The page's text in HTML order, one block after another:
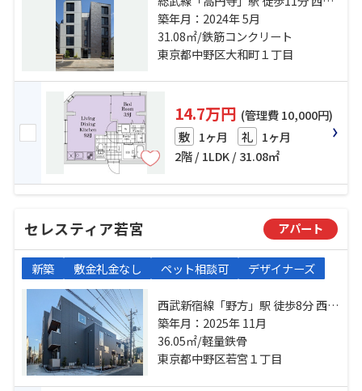
新宿線「野方」駅 徒歩15分 総武線
「阿佐ケ谷」駅 徒歩24分
築年月：2024年 5月
31.08㎡/鉄筋コンクリート
東京都中野区大和町１丁目
14.7万円 (管理費 10,000円)
敷 1ヶ月 礼 1ヶ月
2階 / 1LDK / 31.08㎡
セレスティア若宮 アパート
新築 敷金礼金なし ペット相談可 デザイナーズ
西武新宿線「野方」駅 徒歩8分 西武
新宿線「都立家政」駅 徒歩11分 総
武線「高円寺」駅 徒歩19分
築年月：2025年 11月
36.05㎡/軽量鉄骨
東京都中野区若宮１丁目